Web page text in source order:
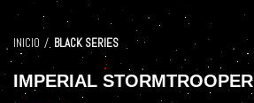
INICIO BLACK SERIES
IMPERIAL STORMTROOPER